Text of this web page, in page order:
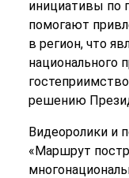
инициативы по
помогают
в регион, что
национального
решению
Видеоролики и
«Маршрут